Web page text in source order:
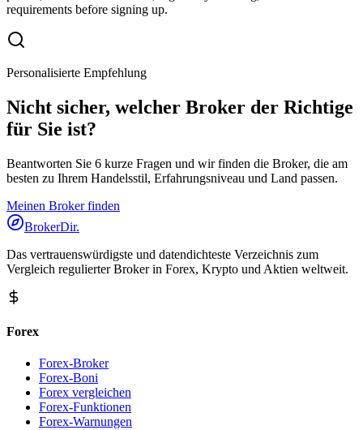
requirements before signing up.
Personalisierte Empfehlung
Nicht sicher, welcher Broker der Richtige
für Sie ist?
Beantworten Sie 6 kurze Fragen und wir finden die Broker, die am
besten zu Ihrem Handelsstil, Erfahrungsniveau und Land passen.
Meinen Broker finden
BrokerDir.
Das vertrauenswürdigste und datendichteste Verzeichnis zum
Vergleich regulierter Broker in Forex, Krypto und Aktien weltweit.
Forex
Forex-Broker
Forex-Boni
Forex vergleichen
Forex-Funktionen
Forex-Warnungen